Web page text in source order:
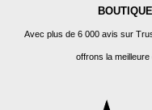
Avec plus de 6 000 avis sur
offrons la